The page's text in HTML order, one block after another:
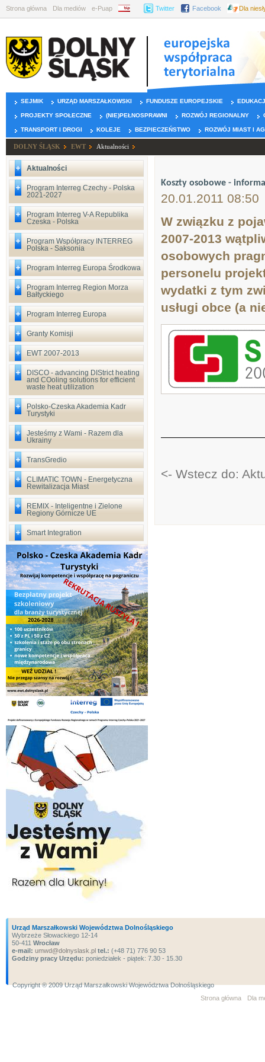
Strona główna Dla mediów e-Puap BIP Twitter Facebook Dla
SEJMIK URZĄD MARSZAŁKOWSKI FUNDUSZE EUROPEJSKIE
PROJEKTY SPOŁECZNE (NIE)PEŁNOSPRAWNI ROZWÓJ REGIONALNY
TRANSPORT I DROGI KOLEJE BEZPIECZEŃSTWO ROZWÓJ MIAST I
DOLNY ŚLĄSK EWT Aktualności
Aktualności
Program Interreg Czechy - Polska
2021-2027
Program Interreg V-A Republika
Czeska - Polska
Program Współpracy INTERREG
Polska - Saksonia
Program Interreg Europa Środkowa
Program Interreg Region Morza
Bałtyckiego
Program Interreg Europa
Granty Komisji
EWT 2007-2013
DISCO - advancing DIStrict heating
and COoling solutions for efficient
waste heat utilization
Polsko-Czeska Akademia Kadr
Turystyki
Jesteśmy z Wami - Razem dla
Ukrainy
TransGredio
CLIMATIC TOWN - Energetyczna
Rewitalizacja Miast
REMIX - Inteligentne i Zielone
Regiony Górnicze UE
Smart Integration
Koszty osobowe -
20.01.2011 08:50
W związku z
2007-2013
osobowych
personelu
wydatki z tym
usługi obce (a
<- Wstecz do:
Urząd Marszałkowski Województwa Dolnośląskiego
Wybrzeże Słowackiego 12-14
50-411 Wrocław
e-mail: umwd@dolnyslask.pl tel.: (+48 71) 776 90 53
Godziny pracy Urzędu: poniedziałek - piątek: 7.30 - 15.30
Copyright ® 2009 Urząd Marszałkowski Województwa Dolnośląskiego
Strona główna
Dla